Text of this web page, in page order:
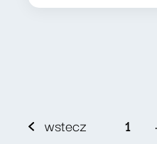
wstecz 1